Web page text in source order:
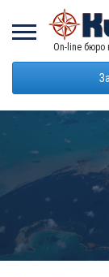
On-line бюро